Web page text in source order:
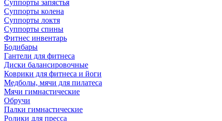
Суппорты запястья
Суппорты колена
Суппорты локтя
Суппорты спины
Фитнес инвентарь
Бодибары
Гантели для фитнеса
Диски балансировочные
Коврики для фитнеса и йоги
Медболы, мячи для пилатеса
Мячи гимнастические
Обручи
Палки гимнастические
Ролики для пресса